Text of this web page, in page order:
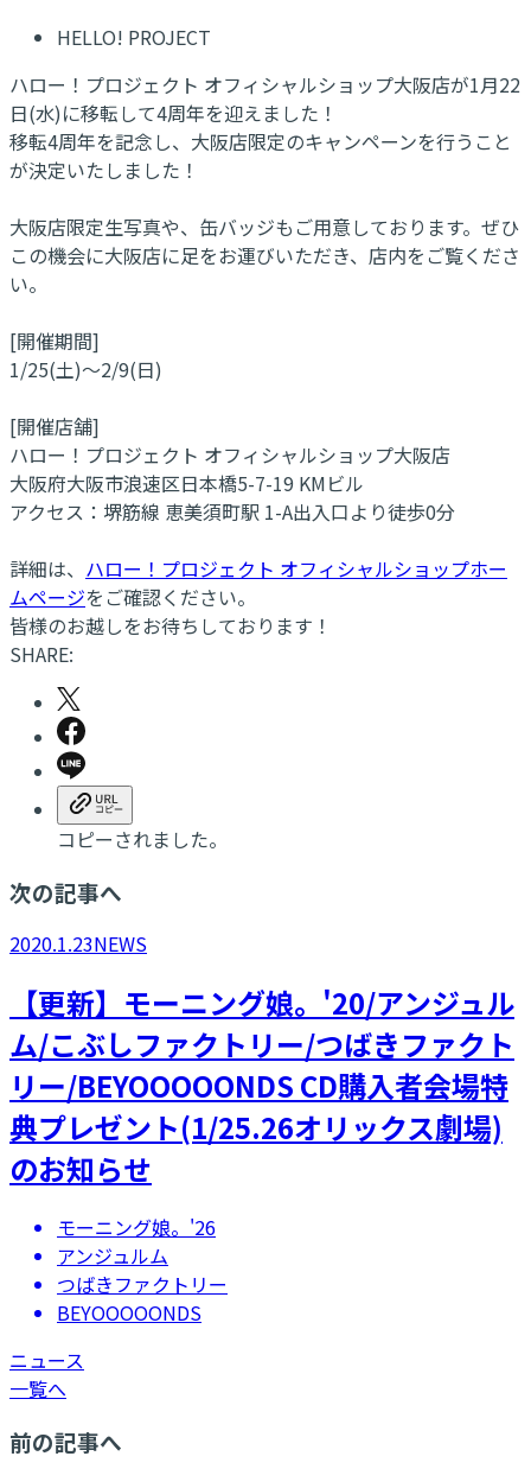
HELLO! PROJECT
ハロー！プロジェクト オフィシャルショップ大阪店が1月22
日(水)に移転して4周年を迎えました！
移転4周年を記念し、大阪店限定のキャンペーンを行うこと
が決定いたしました！
大阪店限定生写真や、缶バッジもご用意しております。ぜひ
この機会に大阪店に足をお運びいただき、店内をご覧くださ
い。
[開催期間]
1/25(土)～2/9(日)
[開催店舗]
ハロー！プロジェクト オフィシャルショップ大阪店
大阪府大阪市浪速区日本橋5-7-19 KMビル
アクセス：堺筋線 恵美須町駅 1-A出入口より徒歩0分
詳細は、 ハロー！プロジェクト オフィシャルショップホー
ムページをご確認ください。
皆様のお越しをお待ちしております！
SHARE:
コピーされました。
次の記事へ
2020.1.23NEWS
【更新】モーニング娘。'20/アンジュル
ム/こぶしファクトリー/つばきファクト
リー/BEYOOOOONDS CD購入者会場特
典プレゼント(1/25.26オリックス劇場)
のお知らせ
モーニング娘。'26
アンジュルム
つばきファクトリー
BEYOOOOONDS
ニュース
一覧へ
前の記事へ